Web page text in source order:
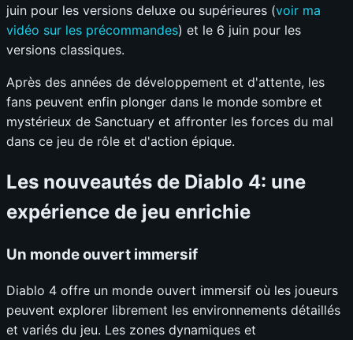
juin pour les versions deluxe ou supérieures (voir ma
vidéo sur les précommandes) et le 6 juin pour les
versions classiques.
Après des années de développement et d'attente, les
fans peuvent enfin plonger dans le monde sombre et
mystérieux de Sanctuary et affronter les forces du mal
dans ce jeu de rôle et d'action épique.
Les nouveautés de Diablo 4: une
expérience de jeu enrichie
Un monde ouvert immersif
Diablo 4 offre un monde ouvert immersif où les joueurs
peuvent explorer librement les environnements détaillés
et variés du jeu. Les zones dynamiques et